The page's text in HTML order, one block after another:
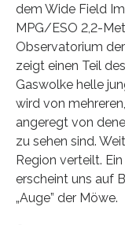
dem Wide Field
MPG/ESO 2,2-
Observatorium
zeigt einen Teil
Gaswolke helle
wird von
angeregt von
zu sehen sind.
Region verteilt.
erscheint uns auf
„Auge” der Möwe.